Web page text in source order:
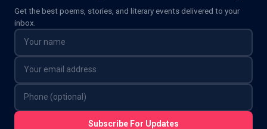
Get the best poems, stories, and literary events delivered to your
inbox.
Subscribe For Updates